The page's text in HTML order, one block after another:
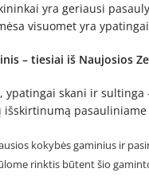
yra geriausi
visuomet yra
– tiesiai iš Naujosios
skani ir sultinga
kokybės gaminius ir
rinktis būtent šio